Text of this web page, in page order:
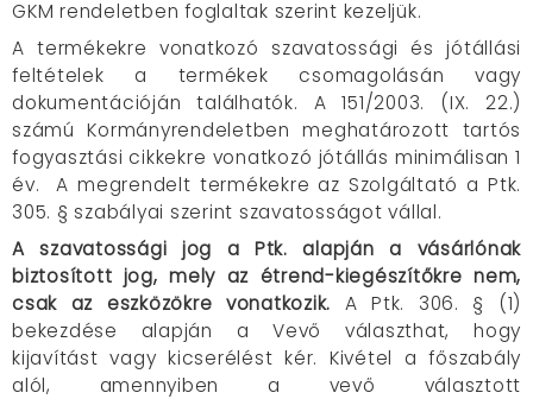
GKM rendeletben foglaltak szerint kezeljük.
A termékekre vonatkozó szavatossági és jótállási
feltételek a termékek csomagolásán vagy
dokumentációján találhatók. A 151/2003. (IX. 22.)
számú Kormányrendeletben meghatározott tartós
fogyasztási cikkekre vonatkozó jótállás minimálisan 1
év. A megrendelt termékekre az Szolgáltató a Ptk.
305. § szabályai szerint szavatosságot vállal.
A szavatossági jog a Ptk. alapján a vásárlónak
biztosított jog, mely az étrend-kiegészítőkre nem,
csak az eszközökre vonatkozik. A Ptk. 306. § (1)
bekezdése alapján a Vevő választhat, hogy
kijavítást vagy kicserélést kér. Kivétel a főszabály
alól, amennyiben a vevő választott